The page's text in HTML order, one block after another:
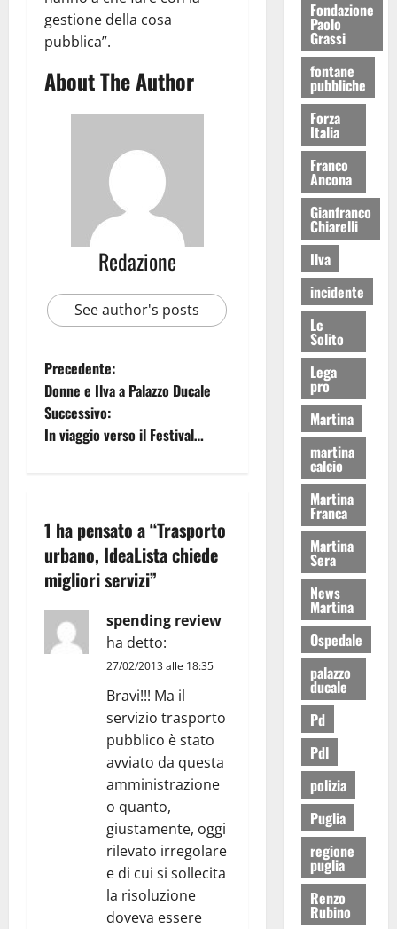
gestione della cosa
pubblica”.
About The Author
Redazione
See author's posts
Precedente:
Donne e Ilva a Palazzo Ducale
Successivo:
In viaggio verso il Festival…
1 ha pensato a “Trasporto
urbano, IdeaLista chiede
migliori servizi”
spending review
ha detto:
27/02/2013 alle 18:35
Bravi!!! Ma il
servizio trasporto
pubblico è stato
avviato da questa
amministrazione
o quanto,
giustamente, oggi
rilevato irregolare
e di cui si sollecita
la risoluzione
doveva essere
Fondazione
Paolo
Grassi
fontane
pubbliche
Forza
Italia
Franco
Ancona
Gianfranco
Chiarelli
Ilva
incidente
Lc
Solito
Lega
pro
Martina
martina
calcio
Martina
Franca
Martina
Sera
News
Martina
Ospedale
palazzo
ducale
Pd
Pdl
polizia
Puglia
regione
puglia
Renzo
Rubino